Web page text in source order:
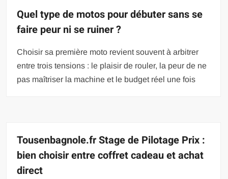
Quel type de motos pour débuter sans se
faire peur ni se ruiner ?
Choisir sa première moto revient souvent à arbitrer
entre trois tensions : le plaisir de rouler, la peur de ne
pas maîtriser la machine et le budget réel une fois
Tousenbagnole.fr Stage de Pilotage Prix :
bien choisir entre coffret cadeau et achat
direct